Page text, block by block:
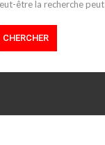
être la recherche